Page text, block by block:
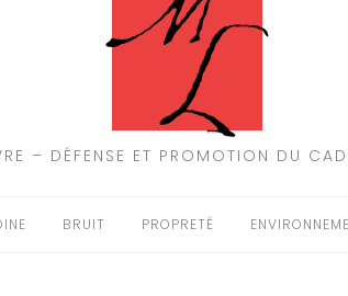
– DÉFENSE ET PROMOTION DU
BRUIT PROPRETÉ